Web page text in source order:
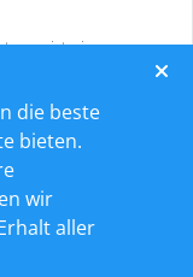
registraire
et mettre à jour
die beste
bieten.
wir
aller